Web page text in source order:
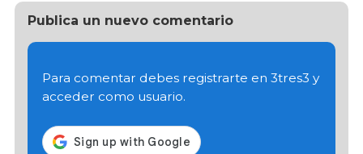
Publica un nuevo comentario
Para comentar debes registrarte en 3tres3 y
acceder como usuario.